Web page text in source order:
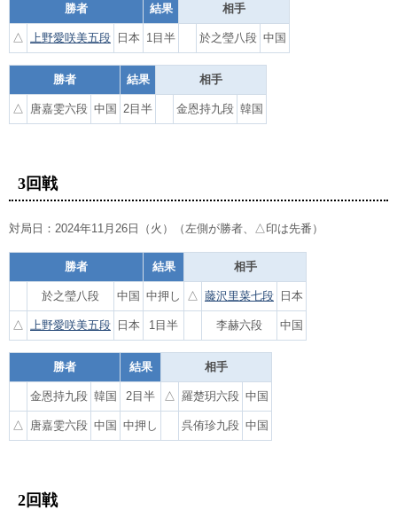
勝者 結果 相手
△ 上野愛咲美五段 日本 1目半 於之瑩八段 中国
勝者 結果 相手
△ 唐嘉雯六段 中国 2目半 金恩持九段 韓国
3回戦
対局日：2024年11月26日（火）（左側が勝者、△印は先番）
勝者 結果 相手
於之瑩八段 中国 中押し △ 藤沢里菜七段 日本
△ 上野愛咲美五段 日本 1目半 李赫六段 中国
勝者 結果 相手
金恩持九段 韓国 2目半 △ 羅楚玥六段 中国
△ 唐嘉雯六段 中国 中押し 呉侑珍九段 中国
2回戦